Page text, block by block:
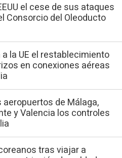
el cese de sus ataques
Consorcio del Oleoducto
la UE el restablecimiento
en conexiones aéreas
de Málaga,
y Valencia los controles
tras viajar a